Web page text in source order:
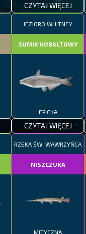
CZYTAJ WIĘCEJ
JEZIORO WHITNEY
SUMIK KOBALTOWY
EPICKA
CZYTAJ WIĘCEJ
RZEKA ŚW. WAWRZYŃCA
NISZCZUKA
MITYCZNA